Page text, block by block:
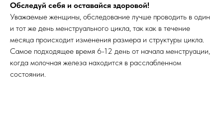
Обследуй себя и оставайся здоровой!
Уважаемые женщины, обследование лучше проводить в один
и тот же день менструального цикла, так как в течение
месяца происходит изменения размера и структуры цикла.
Самое подходящее время 6-12 день от начала менструации,
когда молочная железа находится в расслабленном
состоянии.